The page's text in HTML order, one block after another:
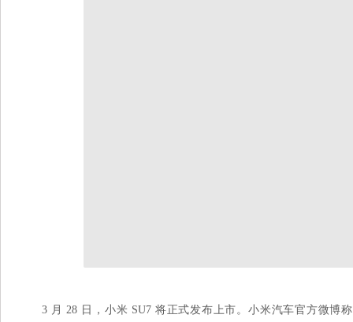
3 月 28 日，小米 SU7 将正式发布上市。小米汽车官方微博